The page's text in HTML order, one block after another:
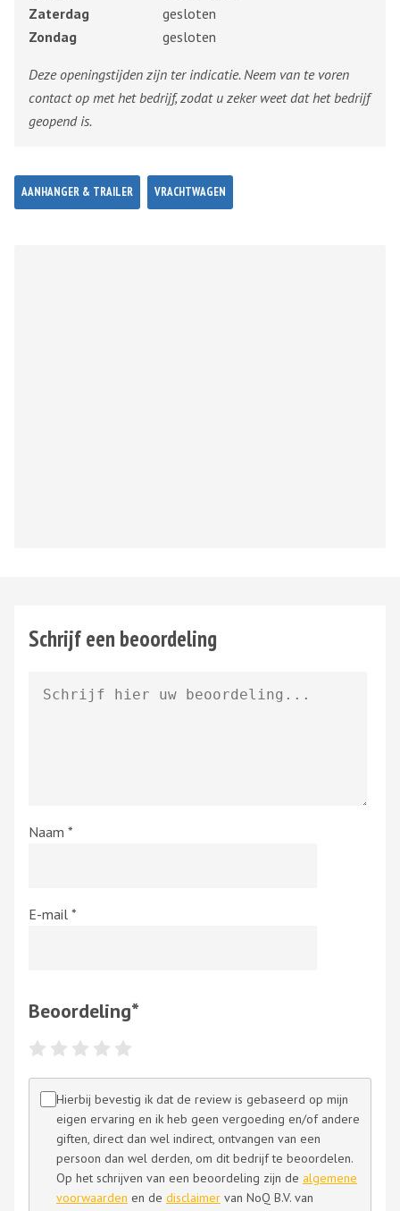
Zaterdag
gesloten
Zondag
gesloten
Deze openingstijden zijn ter indicatie. Neem van te voren
contact op met het bedrijf, zodat u zeker weet dat het bedrijf
geopend is.
AANHANGER & TRAILER VRACHTWAGEN
Schrijf een beoordeling
Naam *
E-mail *
Beoordeling*
Hierbij bevestig ik dat de review is gebaseerd op mijn
eigen ervaring en ik heb geen vergoeding en/of andere
giften, direct dan wel indirect, ontvangen van een
persoon dan wel derden, om dit bedrijf te beoordelen.
Op het schrijven van een beoordeling zijn de algemene
voorwaarden en de disclaimer van NoQ B.V. van